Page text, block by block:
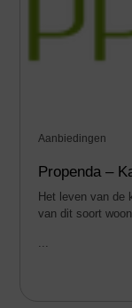
Aanbiedingen
Propenda –
Het leven van de
van dit soort
...